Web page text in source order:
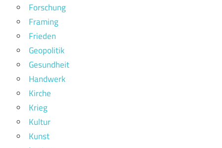
Forschung
Framing
Frieden
Geopolitik
Gesundheit
Handwerk
Kirche
Krieg
Kultur
Kunst